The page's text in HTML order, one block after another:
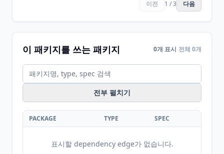
이전 1 / 3 다음
이 패키지를 쓰는 패키지 0개 표시 전체 0개
전부 펼치기
PACKAGE TYPE SPEC
표시할 dependency edge가 없습니다.